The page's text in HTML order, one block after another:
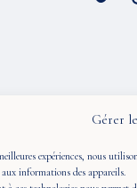
Gérer
expériences, nous
aux informations des appareils.